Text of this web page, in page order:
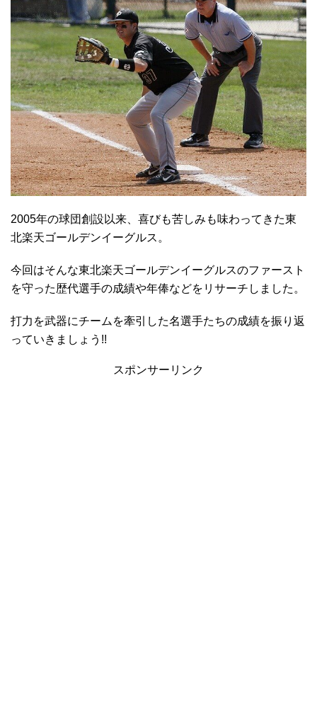
2005年の球団創設以来、喜びも苦しみも味わってきた東
北楽天ゴールデンイーグルス。
今回はそんな東北楽天ゴールデンイーグルスのファースト
を守った歴代選手の成績や年俸などをリサーチしました。
打力を武器にチームを牽引した名選手たちの成績を振り返
っていきましょう!!
スポンサーリンク